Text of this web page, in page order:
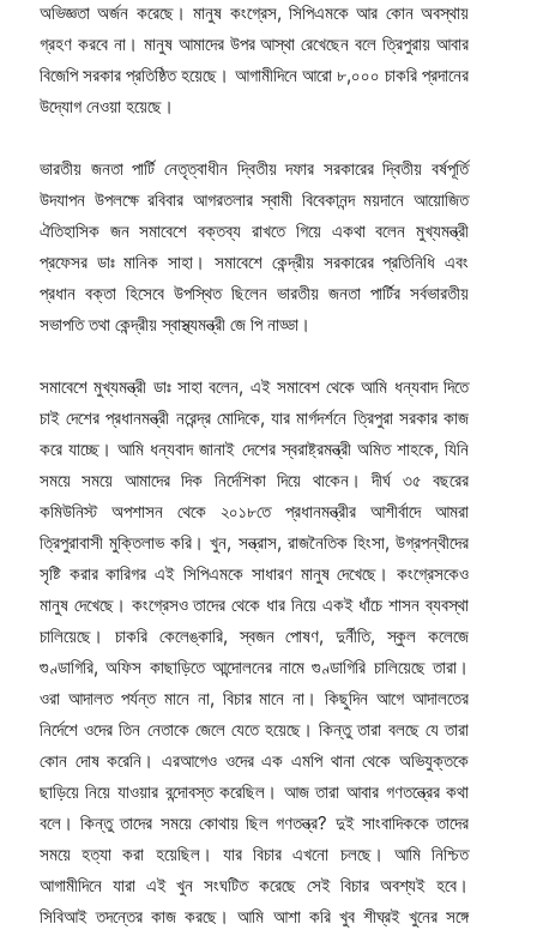
অভিজ্ঞতা অর্জন করেছে। মানুষ কংগ্রেস, সিপিএমকে আর কোন অবস্থায়
গ্রহণ করবে না। মানুষ আমাদের উপর আস্থা রেখেছেন বলে ত্রিপুরায় আবার
বিজেপি সরকার প্রতিষ্ঠিত হয়েছে। আগামীদিনে আরো ৮,০০০ চাকরি প্রদানের
উদ্যোগ নেওয়া হয়েছে।
ভারতীয় জনতা পার্টি নেতৃত্বাধীন দ্বিতীয় দফার সরকারের দ্বিতীয় বর্ষপূর্তি
উদযাপন উপলক্ষে রবিবার আগরতলার স্বামী বিবেকানন্দ ময়দানে আয়োজিত
ঐতিহাসিক জন সমাবেশে বক্তব্য রাখতে গিয়ে একথা বলেন মুখ্যমন্ত্রী
প্রফেসর ডাঃ মানিক সাহা। সমাবেশে কেন্দ্রীয় সরকারের প্রতিনিধি এবং
প্রধান বক্তা হিসেবে উপস্থিত ছিলেন ভারতীয় জনতা পার্টির সর্বভারতীয়
সভাপতি তথা কেন্দ্রীয় স্বাস্থ্যমন্ত্রী জে পি নাড্ডা।
সমাবেশে মুখ্যমন্ত্রী ডাঃ সাহা বলেন, এই সমাবেশ থেকে আমি ধন্যবাদ দিতে
চাই দেশের প্রধানমন্ত্রী নরেন্দ্র মোদিকে, যার মার্গদর্শনে ত্রিপুরা সরকার কাজ
করে যাচ্ছে। আমি ধন্যবাদ জানাই দেশের স্বরাষ্ট্রমন্ত্রী অমিত শাহকে, যিনি
সময়ে সময়ে আমাদের দিক নির্দেশিকা দিয়ে থাকেন। দীর্ঘ ৩৫ বছরের
কমিউনিস্ট অপশাসন থেকে ২০১৮তে প্রধানমন্ত্রীর আশীর্বাদে আমরা
ত্রিপুরাবাসী মুক্তিলাভ করি। খুন, সন্ত্রাস, রাজনৈতিক হিংসা, উগ্রপন্থীদের
সৃষ্টি করার কারিগর এই সিপিএমকে সাধারণ মানুষ দেখেছে। কংগ্রেসকেও
মানুষ দেখেছে। কংগ্রেসও তাদের থেকে ধার নিয়ে একই ধাঁচে শাসন ব্যবস্থা
চালিয়েছে। চাকরি কেলেঙ্কারি, স্বজন পোষণ, দুর্নীতি, স্কুল কলেজে
গুণ্ডাগিরি, অফিস কাছাড়িতে আন্দোলনের নামে গুণ্ডাগিরি চালিয়েছে তারা।
ওরা আদালত পর্যন্ত মানে না, বিচার মানে না। কিছুদিন আগে আদালতের
নির্দেশে ওদের তিন নেতাকে জেলে যেতে হয়েছে। কিন্তু তারা বলছে যে তারা
কোন দোষ করেনি। এরআগেও ওদের এক এমপি থানা থেকে অভিযুক্তকে
ছাড়িয়ে নিয়ে যাওয়ার বন্দোবস্ত করেছিল। আজ তারা আবার গণতন্ত্রের কথা
বলে। কিন্তু তাদের সময়ে কোথায় ছিল গণতন্ত্র? দুই সাংবাদিককে তাদের
সময়ে হত্যা করা হয়েছিল। যার বিচার এখনো চলছে। আমি নিশ্চিত
আগামীদিনে যারা এই খুন সংঘটিত করেছে সেই বিচার অবশ্যই হবে।
সিবিআই তদন্তের কাজ করছে। আমি আশা করি খুব শীঘ্রই খুনের সঙ্গে